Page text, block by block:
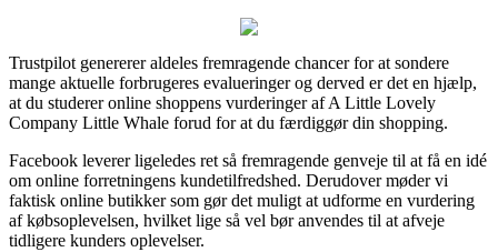
Trustpilot genererer aldeles fremragende chancer for at sondere
mange aktuelle forbrugeres evalueringer og derved er det en hjælp,
at du studerer online shoppens vurderinger af A Little Lovely
Company Little Whale forud for at du færdiggør din shopping.
Facebook leverer ligeledes ret så fremragende genveje til at få en idé
om online forretningens kundetilfredshed. Derudover møder vi
faktisk online butikker som gør det muligt at udforme en vurdering
af købsoplevelsen, hvilket lige så vel bør anvendes til at afveje
tidligere kunders oplevelser.